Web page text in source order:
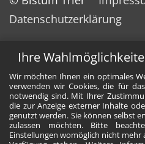
Ihre
Wir möchten Ihnen ein optimales
verwenden wir Cookies, die für
notwendig sind. Mit Ihrer
die zur Anzeige externer Inhalte
genutzt werden. Sie können selbst
zulassen möchten. Bitte
Einstellungen womöglich nicht
Datenschutzerklärung